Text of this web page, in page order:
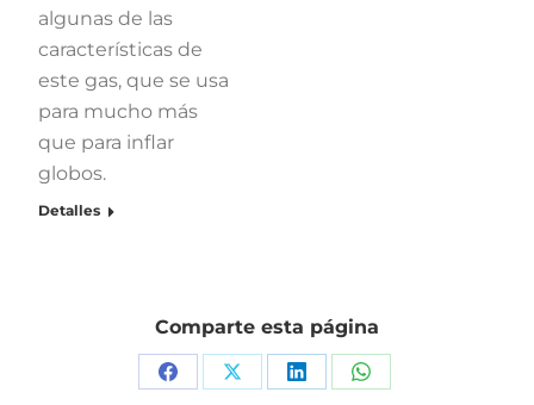
algunas de las
características de
este gas, que se usa
para mucho más
que para inflar
globos.
Detalles
Comparte esta página